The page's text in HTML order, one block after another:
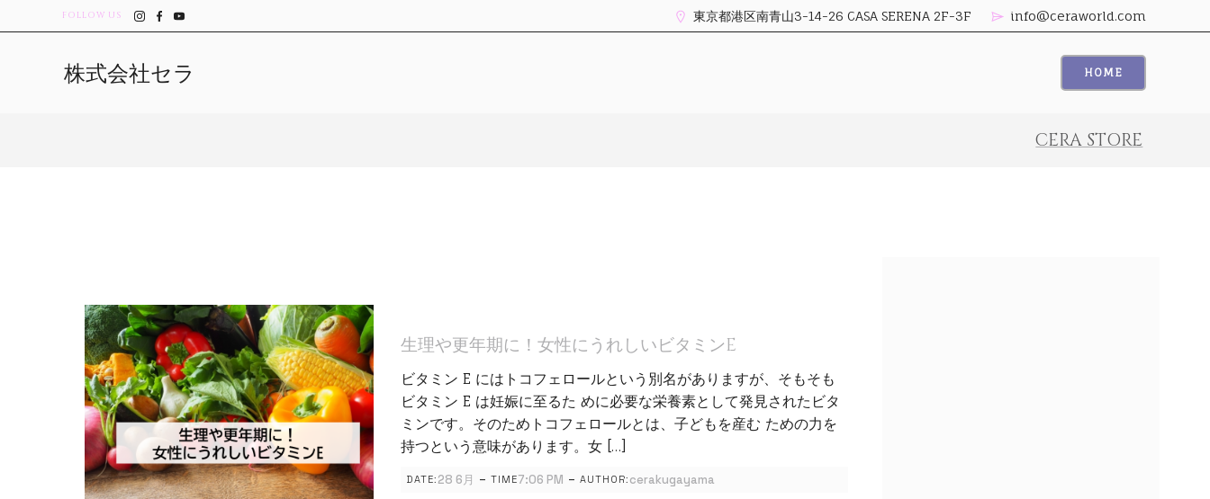
FOLLOW US 東京都港区南青山3-14-26 CASA SERENA 2F-3F info@ceraworld.com
株式会社セラ HOME
CERA STORE
生理や更年期に！女性にうれしいビタミンE
ビタミン E にはトコフェロールという別名がありますが、そもそも
ビタミン E は妊娠に至るた めに必要な栄養素として発見されたビタ
ミンです。そのためトコフェロールとは、子どもを産む ための力を
持つという意味があります。女 […]
DATE: 28 6月 - TIME7:06 PM - AUTHOR: cerakugayama